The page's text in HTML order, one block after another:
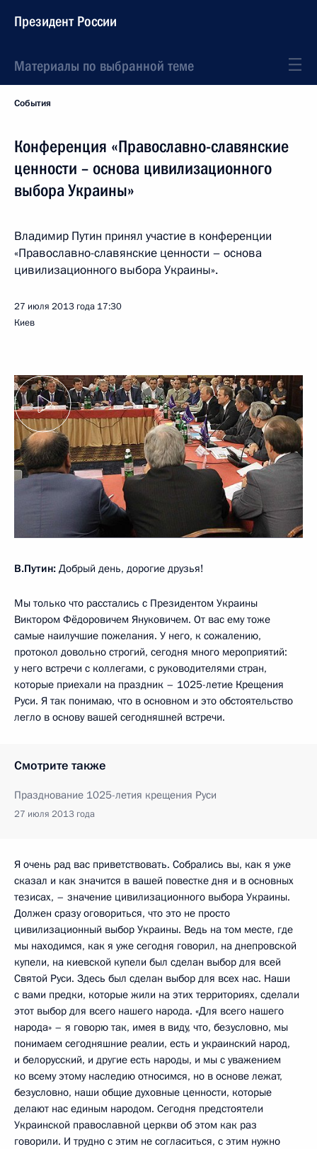
Президент России
Материалы по выбранной теме
События
Конференция «Православно-славянские
ценности – основа цивилизационного
выбора Украины»
Владимир Путин принял участие в конференции
«Православно-славянские ценности – основа
цивилизационного выбора Украины».
27 июля 2013 года 17:30
Киев
В.Путин: Добрый день, дорогие друзья!
Мы только что расстались с Президентом Украины
Виктором Фёдоровичем Януковичем. От вас ему тоже
самые наилучшие пожелания. У него, к сожалению,
протокол довольно строгий, сегодня много мероприятий:
у него встречи с коллегами, с руководителями стран,
которые приехали на праздник – 1025-летие Крещения
Руси. Я так понимаю, что в основном и это обстоятельство
легло в основу вашей сегодняшней встречи.
Смотрите также
Празднование 1025-летия крещения Руси
27 июля 2013 года
Я очень рад вас приветствовать. Собрались вы, как я уже
сказал и как значится в вашей повестке дня и в основных
тезисах, – значение цивилизационного выбора Украины.
Должен сразу оговориться, что это не просто
цивилизационный выбор Украины. Ведь на том месте, где
мы находимся, как я уже сегодня говорил, на днепровской
купели, на киевской купели был сделан выбор для всей
Святой Руси. Здесь был сделан выбор для всех нас. Наши
с вами предки, которые жили на этих территориях, сделали
этот выбор для всего нашего народа. «Для всего нашего
народа» – я говорю так, имея в виду, что, безусловно, мы
понимаем сегодняшние реалии, есть и украинский народ,
и белорусский, и другие есть народы, и мы с уважением
ко всему этому наследию относимся, но в основе лежат,
безусловно, наши общие духовные ценности, которые
делают нас единым народом. Сегодня предстоятели
Украинской православной церкви об этом как раз
говорили. И трудно с этим не согласиться, с этим нужно